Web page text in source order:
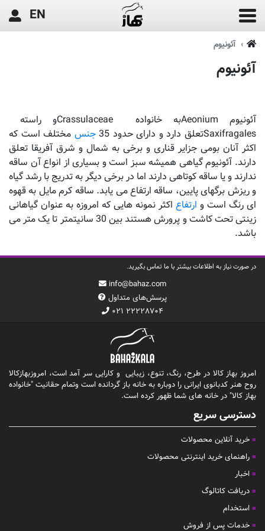
EN
آئونیوم
آئونیوم
آئونیوم Aeoniumبه خانواده Crassulaceaeو راسته
Saxifragalesتعلق دارد و دارای حدود 35 جنس مختلف است که
اکثر آنان بومی جزایر قناری و برخی به شمال و شرق آفریقا تعلق
دارند. آئونیوم گیاهی همیشه سبز است و بسیاری از انواع آن ساقه
ندارند و یا ساقه کوتاهی دارند اما در برخی دیگر به تدریج با رشد گیاه
و ریزش برگهای پایین، ساقه ارتفاع می یابد. ساقه کرم مایل به قهوه
ای رنگ است و ارتفاع اکثر نمونه هایی که امروزه به عنوان گیاهانی
زینتی تحت کاشت و پرورش هستند بین 30 سانیتمتر تا یک متر می
باشد.
در صورت نیاز به اطلاعات بیشتر با ما تماس بگیرید.
info@bahaz.com
پرسش‌های متداول
۰۲۱ ۲۲۲۲۸۷۰۴
امروز بهاز کالا در طرح، رنگ، تنوع، زیبایی و کارایی سر آمد است، امروزبهازکالا
روح هنر کدبانوی ایرانی را دوباره به خانه باز گردانده است وتمام حقانیت "خانواده
بهاز کالا" در خانه های شما ظهور کرده است.
دسترسی سریع
خرید آنلاین محصولات
راهنمای خرید اینترنتی محصولات
اخبار
دریافت کاتالوگ
استخدام
خدمات پس از فروش